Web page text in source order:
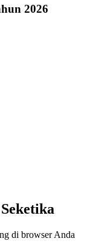
2026
di browser Anda